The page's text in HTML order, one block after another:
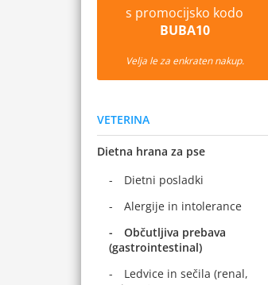
s promocijsko kodo
BUBA10
Velja le za enkraten nakup.
VETERINA
Dietna hrana za pse
Dietni posladki
Alergije in intolerance
Občutljiva prebava
(gastrointestinal)
Ledvice in sečila (renal,